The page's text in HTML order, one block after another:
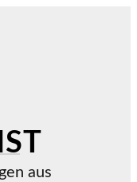
aus